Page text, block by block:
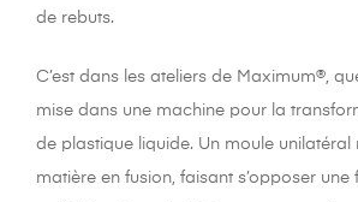
de rebuts.
C’est dans les ateliers de Maximum®,
mise dans une machine pour la
de plastique liquide. Un moule unilatéral
matière en fusion, faisant s’opposer une